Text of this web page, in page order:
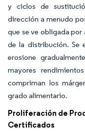
y ciclos de
dirección a menudo
que se ve obligada
de la distribución. Se
erosione
mayores
compriman los
grado alimentario.
Proliferación de
Certificados